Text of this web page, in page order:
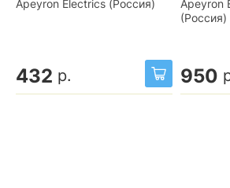
Apeyron Electrics (Россия)
432 р.
Apeyron
(Россия)
950